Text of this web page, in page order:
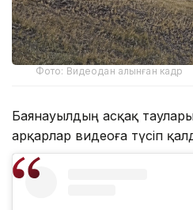
Фото: Видеодан алынған кадр
Баянауылдың асқақ
арқарлар видеоға түсіп